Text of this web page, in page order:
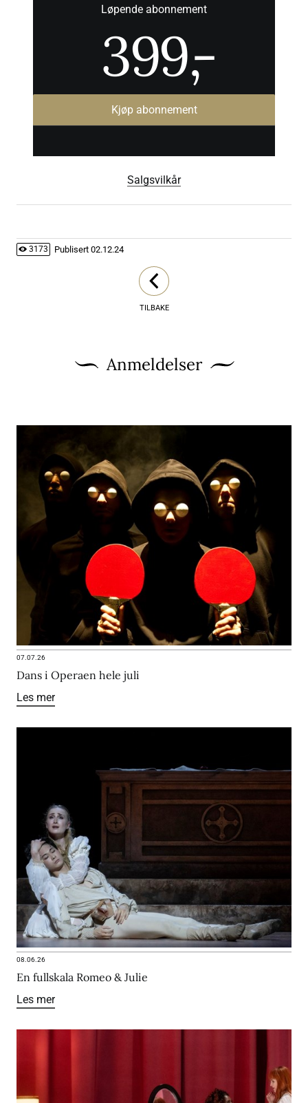
Løpende abonnement
399,-
Kjøp abonnement
Salgsvilkår
3173 Publisert 02.12.24
TILBAKE
Anmeldelser
07.07.26
Dans i Operaen hele juli
Les mer
08.06.26
En fullskala Romeo & Julie
Les mer